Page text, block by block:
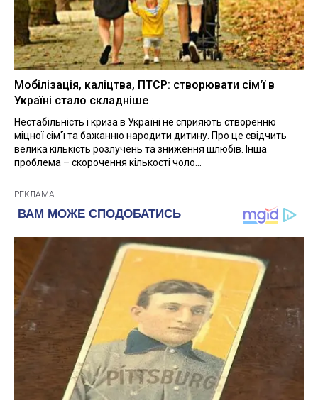
Мобілізація, каліцтва, ПТСР: створювати сім'ї в
Україні стало складніше
Нестабільність і криза в Україні не сприяють створенню
міцної сім'ї та бажанню народити дитину. Про це свідчить
велика кількість розлучень та зниження шлюбів. Інша
проблема – скорочення кількості чоло...